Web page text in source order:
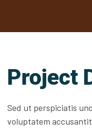
Project
Sed ut perspiciatis
voluptatem